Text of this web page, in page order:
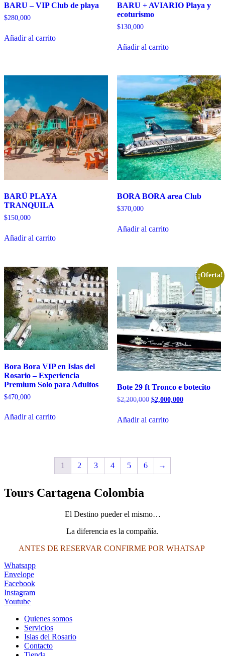
BARU – VIP Club de playa
$280,000
Añadir al carrito
BARU + AVIARIO Playa y
ecoturismo
$130,000
Añadir al carrito
BARÚ PLAYA
TRANQUILA
$150,000
Añadir al carrito
BORA BORA area Club
$370,000
Añadir al carrito
Bora Bora VIP en Islas del
Rosario – Experiencia
Premium Solo para Adultos
$470,000
Añadir al carrito
¡Oferta!
Bote 29 ft Tronco e botecito
$2,200,000 El
era:
$2,000,000El
Añadir al carrito
1 2 3 4 5 6 →
Tours Cartagena Colombia
El Destino pueder el mismo…
La diferencia es la compañía.
ANTES DE RESERVAR CONFIRME POR WHATSAP
Whatsapp
Envelope
Facebook
Instagram
Youtube
Quienes somos
Servicios
Islas del Rosario
Contacto